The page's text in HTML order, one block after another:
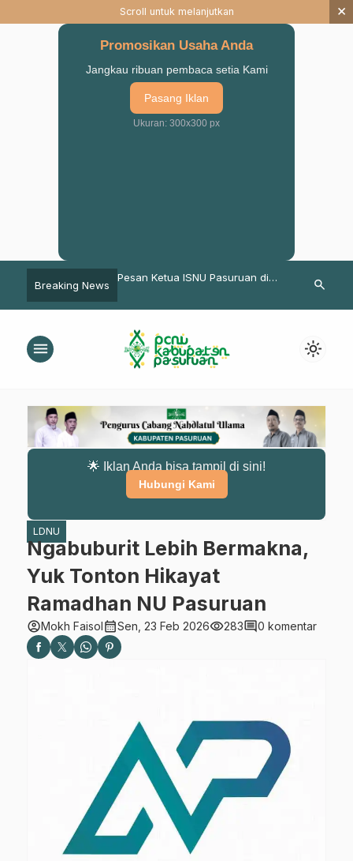
Scroll untuk melanjutkan ×
Promosikan Usaha Anda
Jangkau ribuan pembaca setia Kami
Pasang Iklan
Ukuran: 300x300 px
Breaking News
Pendidikan
Pesan Ketua ISNU Pasuruan di
Winongan
Peduli
Bersama RS
search
menu light_mode
🌟 Iklan Anda bisa tampil di sini!
Hubungi Kami
LDNU
Ngabuburit Lebih Bermakna,
Yuk Tonton Hikayat
Ramadhan NU Pasuruan
account_circleMokh Faisolcalendar_monthSen, 23 Feb 2026visibility283comment0 komentar